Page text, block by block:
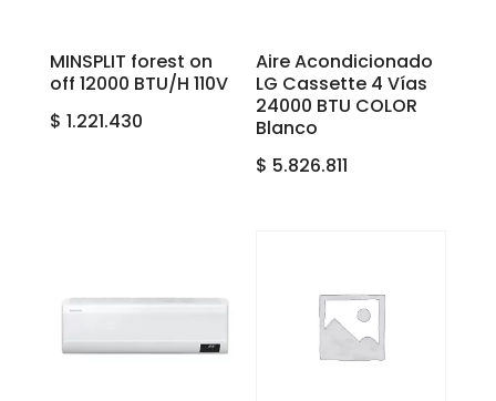
MINSPLIT forest on
off 12000 BTU/H 110V
$ 1.221.430
Aire Acondicionado
LG Cassette 4 Vías
24000 BTU COLOR
Blanco
$ 5.826.811